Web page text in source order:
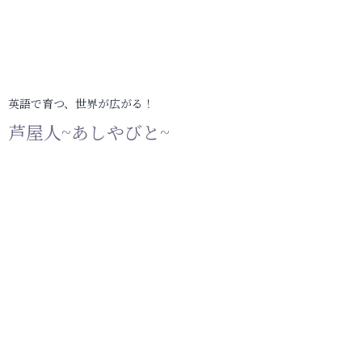
英語で育つ、世界が広がる！
芦屋人~あしやびと~